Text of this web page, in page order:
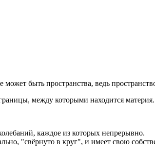
быть пространства, ведь
между которыми находится материя.
каждое из которых непрерывно.
"свёрнуто в круг", и имеет свою